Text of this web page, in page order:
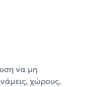
να μη
χώρους,